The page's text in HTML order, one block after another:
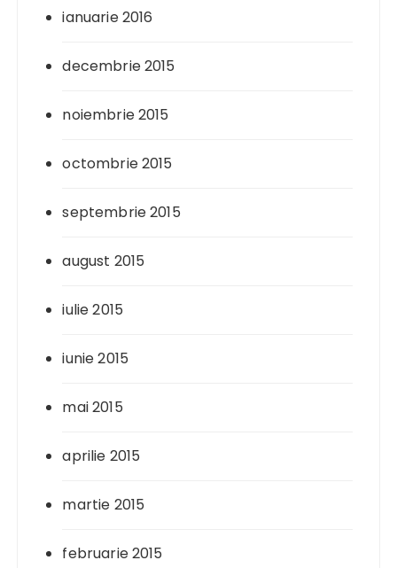
ianuarie 2016
decembrie 2015
noiembrie 2015
octombrie 2015
septembrie 2015
august 2015
iulie 2015
iunie 2015
mai 2015
aprilie 2015
martie 2015
februarie 2015